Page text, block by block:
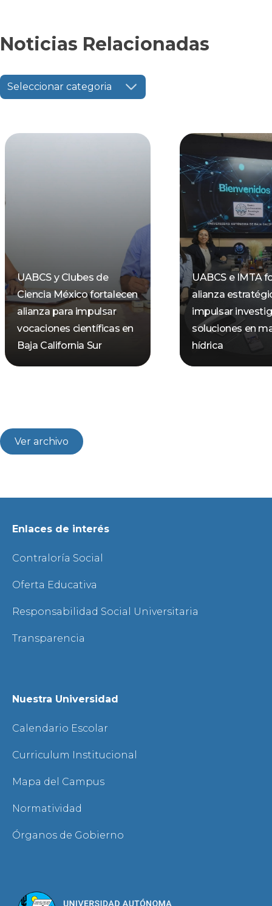
Noticias Relacionadas
Seleccionar categoria
UABCS y Clubes de
Ciencia México fortalecen
alianza para impulsar
vocaciones científicas en
Baja California Sur
UABCS e IMTA
alianza
impulsar
soluciones en
hídrica
Ver archivo
Enlaces de interés
Contraloría Social
Oferta Educativa
Responsabilidad Social Universitaria
Transparencia
Nuestra Universidad
Calendario Escolar
Curriculum Institucional
Mapa del Campus
Normatividad
Órganos de Gobierno